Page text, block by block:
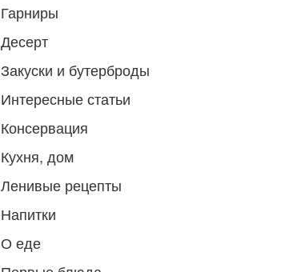
Гарниры
Десерт
Закуски и бутерброды
Интересные статьи
Консервация
Кухня, дом
Ленивые рецепты
Напитки
О еде